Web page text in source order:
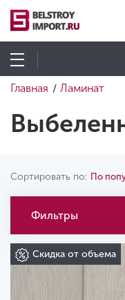
Главная / Ламинат
Сортировать по: По
Фильтры
Скидка от объема